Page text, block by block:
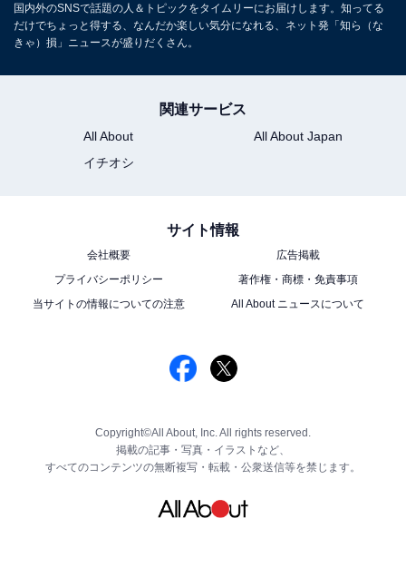
国内外のSNSで話題の人＆トピックをタイムリーにお届けします。知ってる
だけでちょっと得する、なんだか楽しい気分になれる、ネット発「知ら（な
きゃ）損」ニュースが盛りだくさん。
関連サービス
All About
All About Japan
イチオシ
サイト情報
会社概要
広告掲載
プライバシーポリシー
著作権・商標・免責事項
当サイトの情報についての注意
All About ニュースについて
Copyright©All About, Inc. All rights reserved.
掲載の記事・写真・イラストなど、
すべてのコンテンツの無断複写・転載・公衆送信等を禁じます。